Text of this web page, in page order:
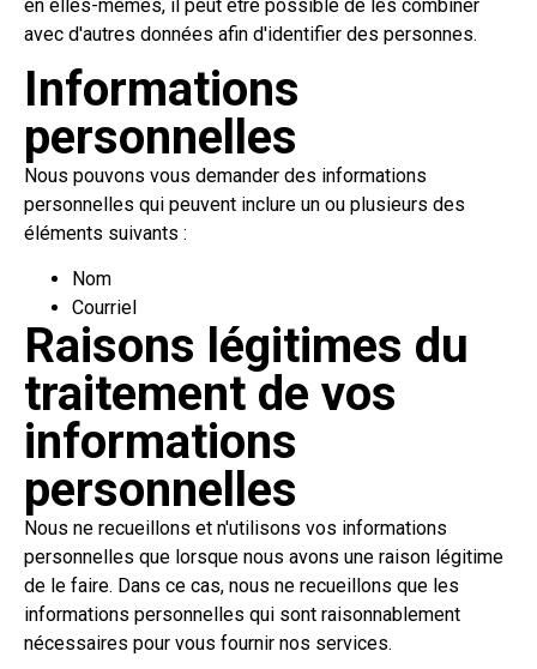
en elles-mêmes, il peut être possible de les combiner
avec d'autres données afin d'identifier des personnes.
Informations
personnelles
Nous pouvons vous demander des informations
personnelles qui peuvent inclure un ou plusieurs des
éléments suivants :
Nom
Courriel
Raisons légitimes du
traitement de vos
informations
personnelles
Nous ne recueillons et n'utilisons vos informations
personnelles que lorsque nous avons une raison légitime
de le faire. Dans ce cas, nous ne recueillons que les
informations personnelles qui sont raisonnablement
nécessaires pour vous fournir nos services.